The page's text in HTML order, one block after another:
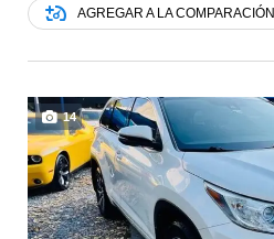
AGREGAR A LA COMPARACIÓN
14